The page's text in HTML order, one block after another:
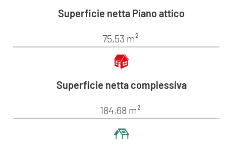
Superficie netta Piano attico
75,53 m²
Superficie netta complessiva
184,68 m²